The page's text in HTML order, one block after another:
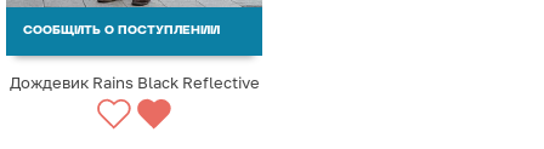
СООБЩИТЬ О ПОСТУПЛЕНИИ
Дождевик Rains Black Reflective